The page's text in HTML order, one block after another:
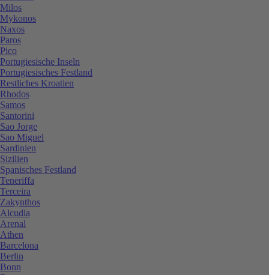
Milos
Mykonos
Naxos
Paros
Pico
Portugiesische Inseln
Portugiesisches Festland
Restliches Kroatien
Rhodos
Samos
Santorini
Sao Jorge
Sao Miguel
Sardinien
Sizilien
Spanisches Festland
Teneriffa
Terceira
Zakynthos
Alcudia
Arenal
Athen
Barcelona
Berlin
Bonn